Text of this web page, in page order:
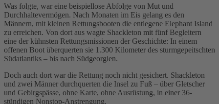
Was folgte, war eine beispiellose Abfolge von Mut und
Durchhaltevermögen. Nach Monaten im Eis gelang es den
Männern, mit kleinen Rettungsbooten die entlegene Elephant Island
zu erreichen. Von dort aus wagte Shackleton mit fünf Begleitern
eine der kühnsten Rettungsmissionen der Geschichte: In einem
offenen Boot überquerten sie 1.300 Kilometer des sturmgepeitschten
Südatlantiks – bis nach Südgeorgien.
Doch auch dort war die Rettung noch nicht gesichert. Shackleton
und zwei Männer durchquerten die Insel zu Fuß – über Gletscher
und Gebirgspässe, ohne Karte, ohne Ausrüstung, in einer 36-
stündigen Nonstop-Anstrengung.